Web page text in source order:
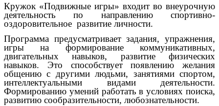
Кружок «Подвижные игры» входит во внеурочную
деятельность по направлению спортивно-
оздоровительное развитие личности.
Программа предусматривает задания, упражнения,
игры на формирование коммуникативных,
двигательных навыков, развитие физических
навыков. Это способствует появлению желания
общению с другими людьми, занятиями спортом,
интеллектуальными видами деятельности.
Формированию умений работать в условиях поиска,
развитию сообразительности, любознательности.